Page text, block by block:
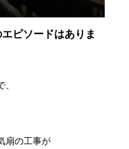
ピソードはありま
扇の工事が